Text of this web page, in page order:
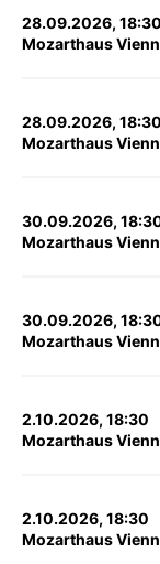
28.09.2026, 18:30
Mozarthaus
28.09.2026, 18:30
Mozarthaus
30.09.2026,
Mozarthaus
30.09.2026,
Mozarthaus
2.10.2026, 18:30
Mozarthaus
2.10.2026, 18:30
Mozarthaus